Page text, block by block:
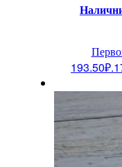
193.50₽.